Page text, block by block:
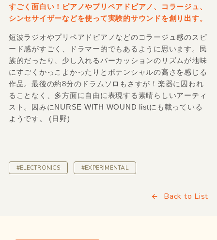
すごく面白い！ピアノやプリペアドピアノ、コラージュ、
シンセサイザーなどを使って実験的サウンドを創り出す。
短波ラジオやプリペアドピアノなどのコラージュ感のスピ
ード感がすごく、ドラマー的でもあるように思います。民
族的だったり、少し入れるパーカッションのリズムが地味
にすごくかっこよかったりとポテンシャルの高さを感じる
作品。最後の約8分のドラムソロもさすが！楽器に囚われ
ることなく、多方面に自由に表現する素晴らしいアーティ
スト。因みにNURSE WITH WOUND listにも載っている
ようです。 (日野)
#ELECTRONICS #EXPERIMENTAL
Back to List